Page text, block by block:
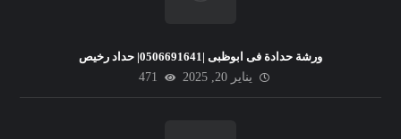
ورشة حدادة فى ابوظبى |0506691641| حداد رخيص
يناير 20, 2025
471